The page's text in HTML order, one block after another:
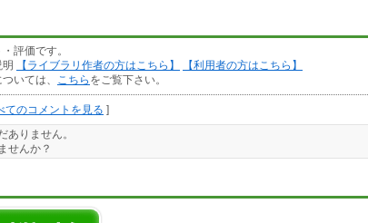
評価です。
明
【ライブラリ作者の方はこちら】
【利用者の方はこちら】
いては、
こちら をご覧下さい。
てのコメントを見る ]
ありません。
せんか？